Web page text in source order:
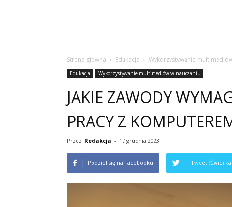
Strona główna Edukacja Wykorzystywanie
Edukacja Wykorzystywanie multimediów w nauczaniu
JAKIE ZAWODY
PRACY Z
Przez Redakcja - 17 grudnia 2023
Podziel się na Facebooku Tweet